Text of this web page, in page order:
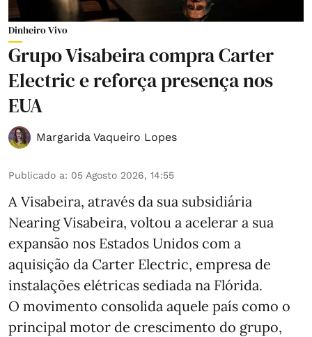
Dinheiro Vivo
Grupo Visabeira compra Carter
Electric e reforça presença nos
EUA
Margarida Vaqueiro Lopes
Publicado a: 05 Agosto 2026, 14:55
A Visabeira, através da sua subsidiária
Nearing Visabeira, voltou a acelerar a sua
expansão nos Estados Unidos com a
aquisição da Carter Electric, empresa de
instalações elétricas sediada na Flórida.
O movimento consolida aquele país como o
principal motor de crescimento do grupo,